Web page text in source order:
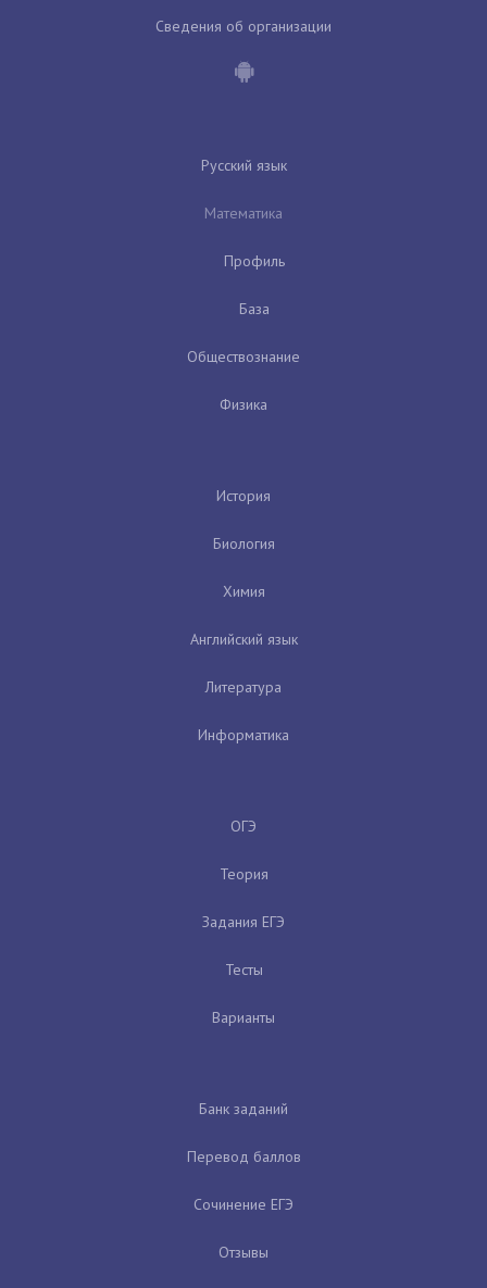
Сведения об организации
Русский язык
Математика
Профиль
База
Обществознание
Физика
История
Биология
Химия
Английский язык
Литература
Информатика
ОГЭ
Теория
Задания ЕГЭ
Тесты
Варианты
Банк заданий
Перевод баллов
Сочинение ЕГЭ
Отзывы